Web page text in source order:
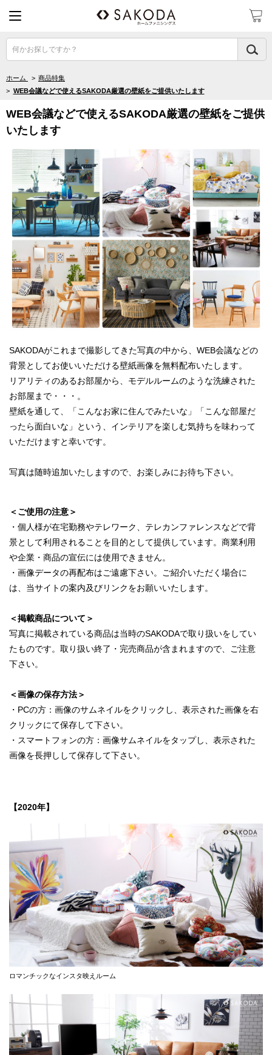
何かお探しですか？
ホーム > 商品特集
> WEB会議などで使えるSAKODA厳選の壁紙をご提供いたします
WEB会議などで使えるSAKODA厳選の壁紙をご提供
いたします
SAKODAがこれまで撮影してきた写真の中から、WEB会議などの
背景としてお使いいただける壁紙画像を無料配布いたします。
リアリティのあるお部屋から、モデルルームのような洗練された
お部屋まで・・・。
壁紙を通して、「こんなお家に住んでみたいな」「こんな部屋だ
ったら面白いな」という、インテリアを楽しむ気持ちを味わって
いただけますと幸いです。
写真は随時追加いたしますので、お楽しみにお待ち下さい。
＜ご使用の注意＞
・個人様が在宅勤務やテレワーク、テレカンファレンスなどで背
景として利用されることを目的として提供しています。商業利用
や企業・商品の宣伝には使用できません。
・画像データの再配布はご遠慮下さい。ご紹介いただく場合に
は、当サイトの案内及びリンクをお願いいたします。
＜掲載商品について＞
写真に掲載されている商品は当時のSAKODAで取り扱いをしてい
たものです。取り扱い終了・完売商品が含まれますので、ご注意
下さい。
＜画像の保存方法＞
・PCの方：画像のサムネイルをクリックし、表示された画像を右
クリックにて保存して下さい。
・スマートフォンの方：画像サムネイルをタップし、表示された
画像を長押しして保存して下さい。
【2020年】
ロマンチックなインスタ映えルーム